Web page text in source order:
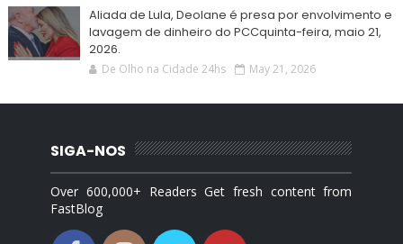
Aliada de Lula, Deolane é presa por envolvimento e
lavagem de dinheiro do PCCquinta-feira, maio 21,
2026.
De Olho na Cidade 24hs May 21, 2026
SIGA-NOS
Over 600,000+ Readers Get fresh content from
FastBlog